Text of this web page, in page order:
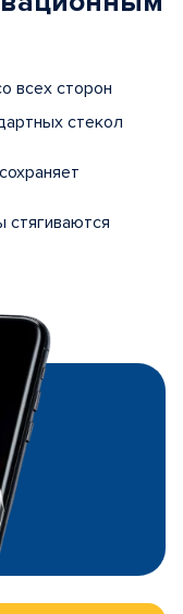
всех сторон
стекол